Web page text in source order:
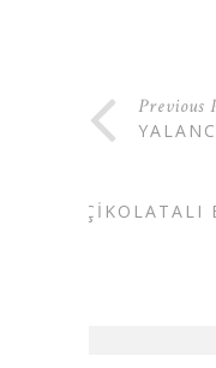
Previous
ÇIKOLATALI